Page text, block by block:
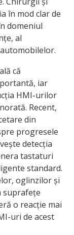
în mod clar de
domeniul
al
că
iar
HMI-urilor
Recent,
din
progresele
detecția
tastaturi
standard.
oglinzilor și
suprafețe
o reacție mai
uri de acest